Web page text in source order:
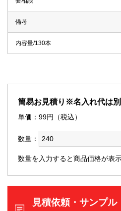
備考
内容量/130本
簡易お見積り※名入れ代は別
単価： 99円（税込）
数量：
数量を入力すると商品価格が表
見積依頼・サンプル